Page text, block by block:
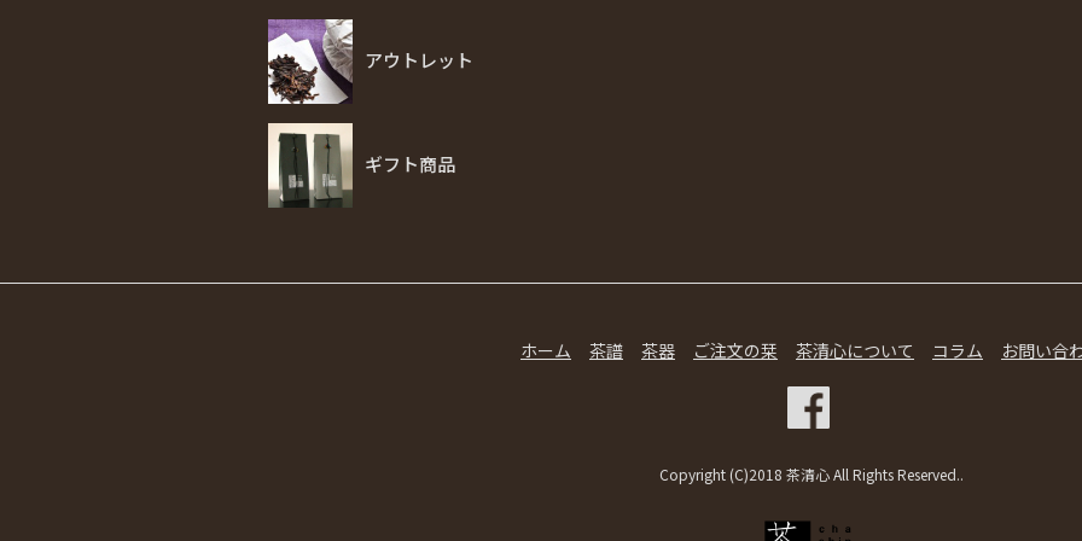
アウトレット
ギフト商品
ホーム 茶譜 茶器 ご注文の栞 茶清心について コラム お問い合
Copyright (C)2018 茶清心 All Rights Reserved..